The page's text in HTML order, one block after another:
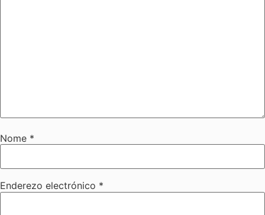
Nome *
Enderezo electrónico *